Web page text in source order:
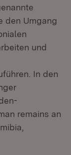
den Umgang
und
In den
remains an